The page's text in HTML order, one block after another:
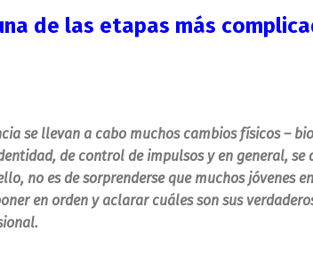
de las etapas más
se llevan a cabo muchos cambios físicos –
de control de impulsos y en general,
no es de sorprenderse que muchos
en orden y aclarar cuáles son sus